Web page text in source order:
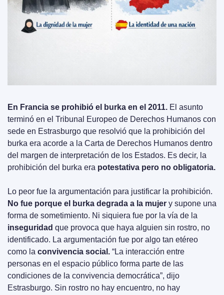
En Francia se prohibió el burka en el 2011. El asunto
terminó en el Tribunal Europeo de Derechos Humanos con
sede en Estrasburgo que resolvió que la prohibición del
burka era acorde a la Carta de Derechos Humanos dentro
del margen de interpretación de los Estados. Es decir, la
prohibición del burka era potestativa pero no obligatoria.
No fue porque el burka degrada a la mujer y supone una
inseguridad que provoca que haya alguien sin rostro, no
identificado. La argumentación fue por algo tan etéreo
como la convivencia social. “La interacción entre
personas en el espacio público forma parte de las
condiciones de la convivencia democrática”, dijo
Estrasburgo. Sin rostro no hay encuentro, no hay